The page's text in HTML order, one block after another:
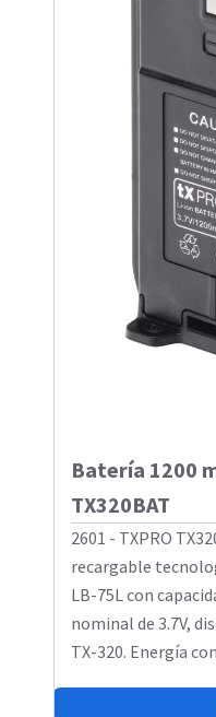
Batería 1200
TX320BAT
2601 - TXPRO
recargable
LB-75L con
nominal de 3.7V,
TX-320. Energía